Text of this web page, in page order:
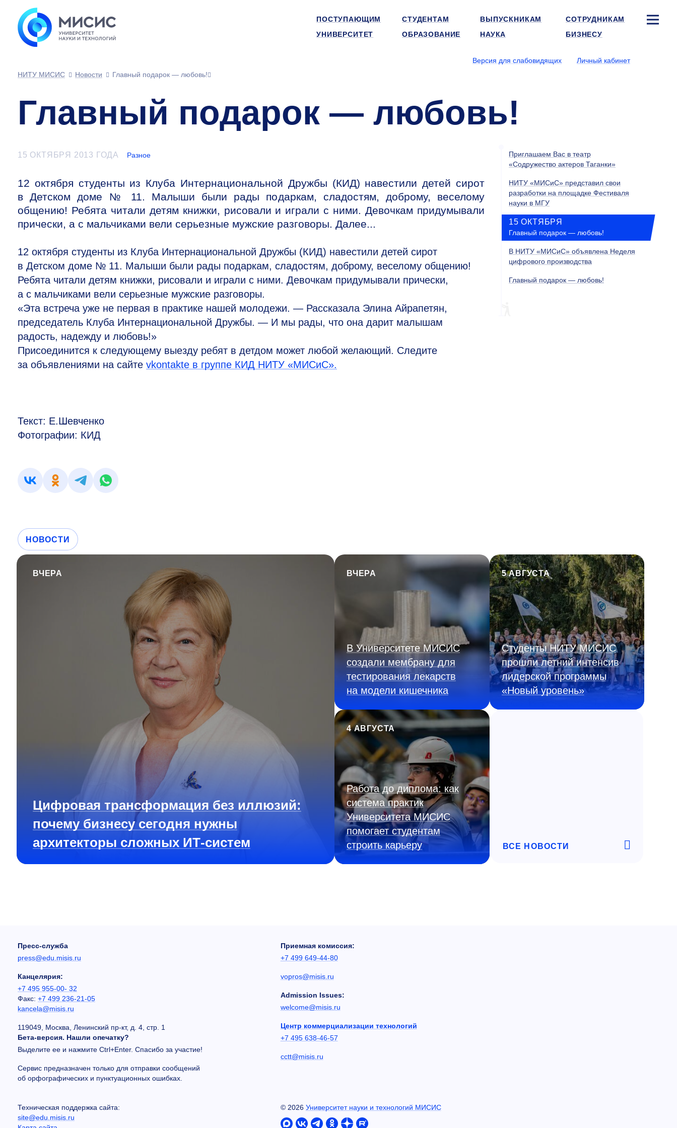
ПОСТУПАЮЩИМ СТУДЕНТАМ ВЫПУСКНИКАМ
СОТРУДНИКАМ
УНИВЕРСИТЕТ
ОБРАЗОВАНИЕ НАУКА БИЗНЕСУ
Версия для слабовидящих
Личный кабинет
НИТУ МИСИС
Новости Главный подарок — любовь!
Главный подарок — любовь!
15 ОКТЯБРЯ 2013 ГОДА Разное
12 октября студенты из Клуба Интернациональной Дружбы (КИД) навестили детей сирот
в Детском доме № 11. Малыши были рады подаркам, сладостям, доброму, веселому
общению! Ребята читали детям книжки, рисовали и играли с ними. Девочкам придумывали
прически, а с мальчиками вели серьезные мужские разговоры. Далее...
12 октября студенты из Клуба Интернациональной Дружбы (КИД) навестили детей сирот
в Детском доме № 11. Малыши были рады подаркам, сладостям, доброму, веселому общению!
Ребята читали детям книжки, рисовали и играли с ними. Девочкам придумывали прически,
а с мальчиками вели серьезные мужские разговоры.
«Эта встреча уже не первая в практике нашей молодежи. — Рассказала Элина Айрапетян,
председатель Клуба Интернациональной Дружбы. — И мы рады, что она дарит малышам
радость, надежду и любовь!»
Присоединится к следующему выезду ребят в детдом может любой желающий. Следите
за объявлениями на сайте vkontakte в группе КИД НИТУ «МИСиС».
Текст: Е.Шевченко
Фотографии: КИД
Приглашаем Вас в театр
«Содружество актеров Таганки»
НИТУ «МИСиС» представил свои
разработки на площадке Фестиваля
науки в МГУ
15 ОКТЯБРЯ
Главный подарок — любовь!
В НИТУ «МИСиС» объявлена Неделя
цифрового производства
Главный подарок — любовь!
НОВОСТИ
ВЧЕРА
Цифровая трансформация без иллюзий:
почему бизнесу сегодня нужны
архитекторы сложных ИТ-систем
ВЧЕРА
В Университете МИСИС
создали мембрану для
тестирования лекарств
на модели кишечника
5 АВГУСТА
Студенты НИТУ МИСИС
прошли летний интенсив
лидерской программы
«Новый уровень»
4 АВГУСТА
Работа до диплома: как
система практик
Университета МИСИС
помогает студентам
строить карьеру
ВСЕ НОВОСТИ
Пресс-служба
press@edu.misis.ru
Канцелярия:
+7 495 955-00- 32
Факс: +7 499 236-21-05
kancela@misis.ru
119049, Москва, Ленинский пр-кт, д. 4, стр. 1
Бета-версия. Нашли опечатку?
Выделите ее и нажмите Ctrl+Enter. Спасибо за участие!
Сервис предназначен только для отправки сообщений
об орфографических и пунктуационных ошибках.
Приемная комиссия:
+7 499 649-44-80
vopros@misis.ru
Admission Issues:
welcome@misis.ru
Центр коммерциализации технологий
+7 495 638-46-57
cctt@misis.ru
Техническая поддержка сайта:
site@edu.misis.ru
© 2026 Университет науки и технологий МИСИС